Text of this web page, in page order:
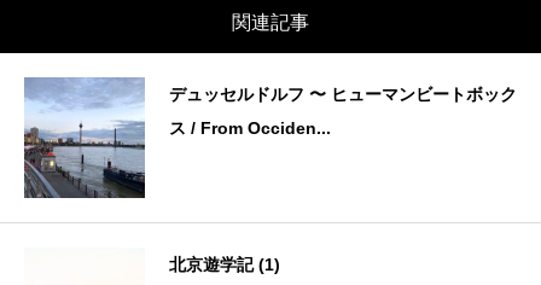
関連記事
デュッセルドルフ 〜 ヒューマンビートボック
ス / From Occiden...
北京遊学記 (1)